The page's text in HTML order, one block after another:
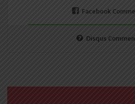
Facebook
Disqus